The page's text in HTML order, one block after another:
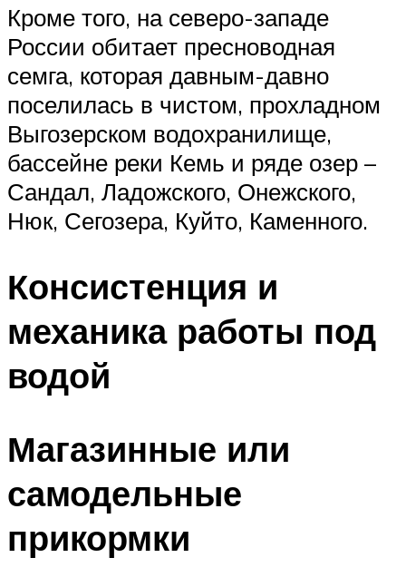
Кроме того, на северо-западе
России обитает пресноводная
семга, которая давным-давно
поселилась в чистом, прохладном
Выгозерском водохранилище,
бассейне реки Кемь и ряде озер –
Сандал, Ладожского, Онежского,
Нюк, Сегозера, Куйто, Каменного.
Консистенция и
механика работы под
водой
Магазинные или
самодельные
прикормки